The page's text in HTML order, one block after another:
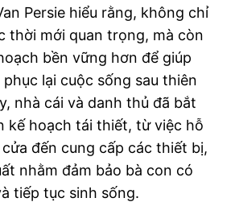
Persie hiểu rằng, không chỉ
thời mới quan trọng, mà còn
bền vững hơn để giúp
lại cuộc sống sau thiên
nhà cái và danh thủ đã bắt
kế hoạch tái thiết, từ việc hỗ
đến cung cấp các thiết bị,
nhằm đảm bảo bà con có
tiếp tục sinh sống.